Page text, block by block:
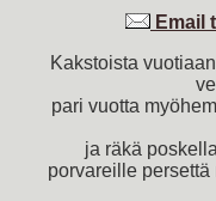
Email
Kakstoista
pari vuotta
ja räkä
porvareille